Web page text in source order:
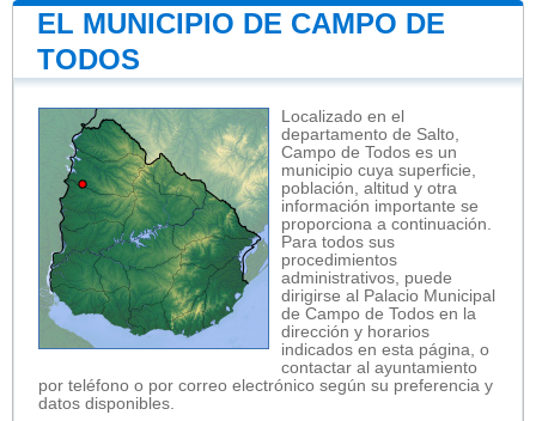
EL MUNICIPIO DE CAMPO DE
TODOS
Localizado en el
departamento de Salto,
Campo de Todos es un
municipio cuya superficie,
población, altitud y otra
información importante se
proporciona a continuación.
Para todos sus
procedimientos
administrativos, puede
dirigirse al Palacio Municipal
de Campo de Todos en la
dirección y horarios
indicados en esta página, o
contactar al ayuntamiento
por teléfono o por correo electrónico según su preferencia y
datos disponibles.